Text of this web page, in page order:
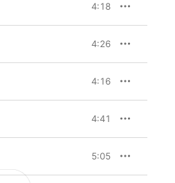
4:18
4:26
4:16
4:41
5:05